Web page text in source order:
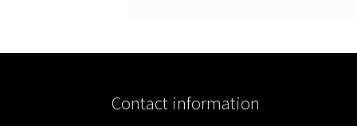
Contact information